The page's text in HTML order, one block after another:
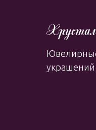
украшений